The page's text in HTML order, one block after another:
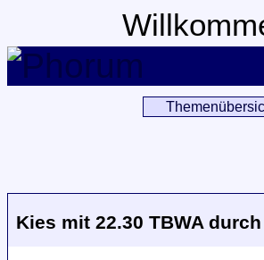
Kies mit 22.30 TBWA durch